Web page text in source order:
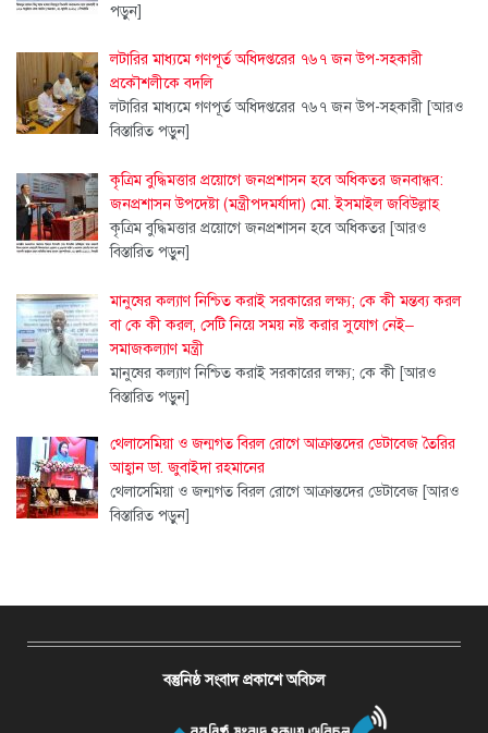
পড়ুন]
লটারির মাধ্যমে গণপূর্ত অধিদপ্তরের ৭৬৭ জন উপ-সহকারী
প্রকৌশলীকে বদলি
লটারির মাধ্যমে গণপূর্ত অধিদপ্তরের ৭৬৭ জন উপ-সহকারী [আরও
বিস্তারিত পড়ুন]
কৃত্রিম বুদ্ধিমত্তার প্রয়োগে জনপ্রশাসন হবে অধিকতর জনবান্ধব:
জনপ্রশাসন উপদেষ্টা (মন্ত্রীপদমর্যাদা) মো. ইসমাইল জবিউল্লাহ
কৃত্রিম বুদ্ধিমত্তার প্রয়োগে জনপ্রশাসন হবে অধিকতর [আরও
বিস্তারিত পড়ুন]
মানুষের কল্যাণ নিশ্চিত করাই সরকারের লক্ষ্য; কে কী মন্তব্য করল
বা কে কী করল, সেটি নিয়ে সময় নষ্ট করার সুযোগ নেই–
সমাজকল্যাণ মন্ত্রী
মানুষের কল্যাণ নিশ্চিত করাই সরকারের লক্ষ্য; কে কী [আরও
বিস্তারিত পড়ুন]
থেলাসেমিয়া ও জন্মগত বিরল রোগে আক্রান্তদের ডেটাবেজ তৈরির
আহ্বান ডা. জুবাইদা রহমানের
থেলাসেমিয়া ও জন্মগত বিরল রোগে আক্রান্তদের ডেটাবেজ [আরও
বিস্তারিত পড়ুন]
বস্তুনিষ্ঠ সংবাদ প্রকাশে অবিচল